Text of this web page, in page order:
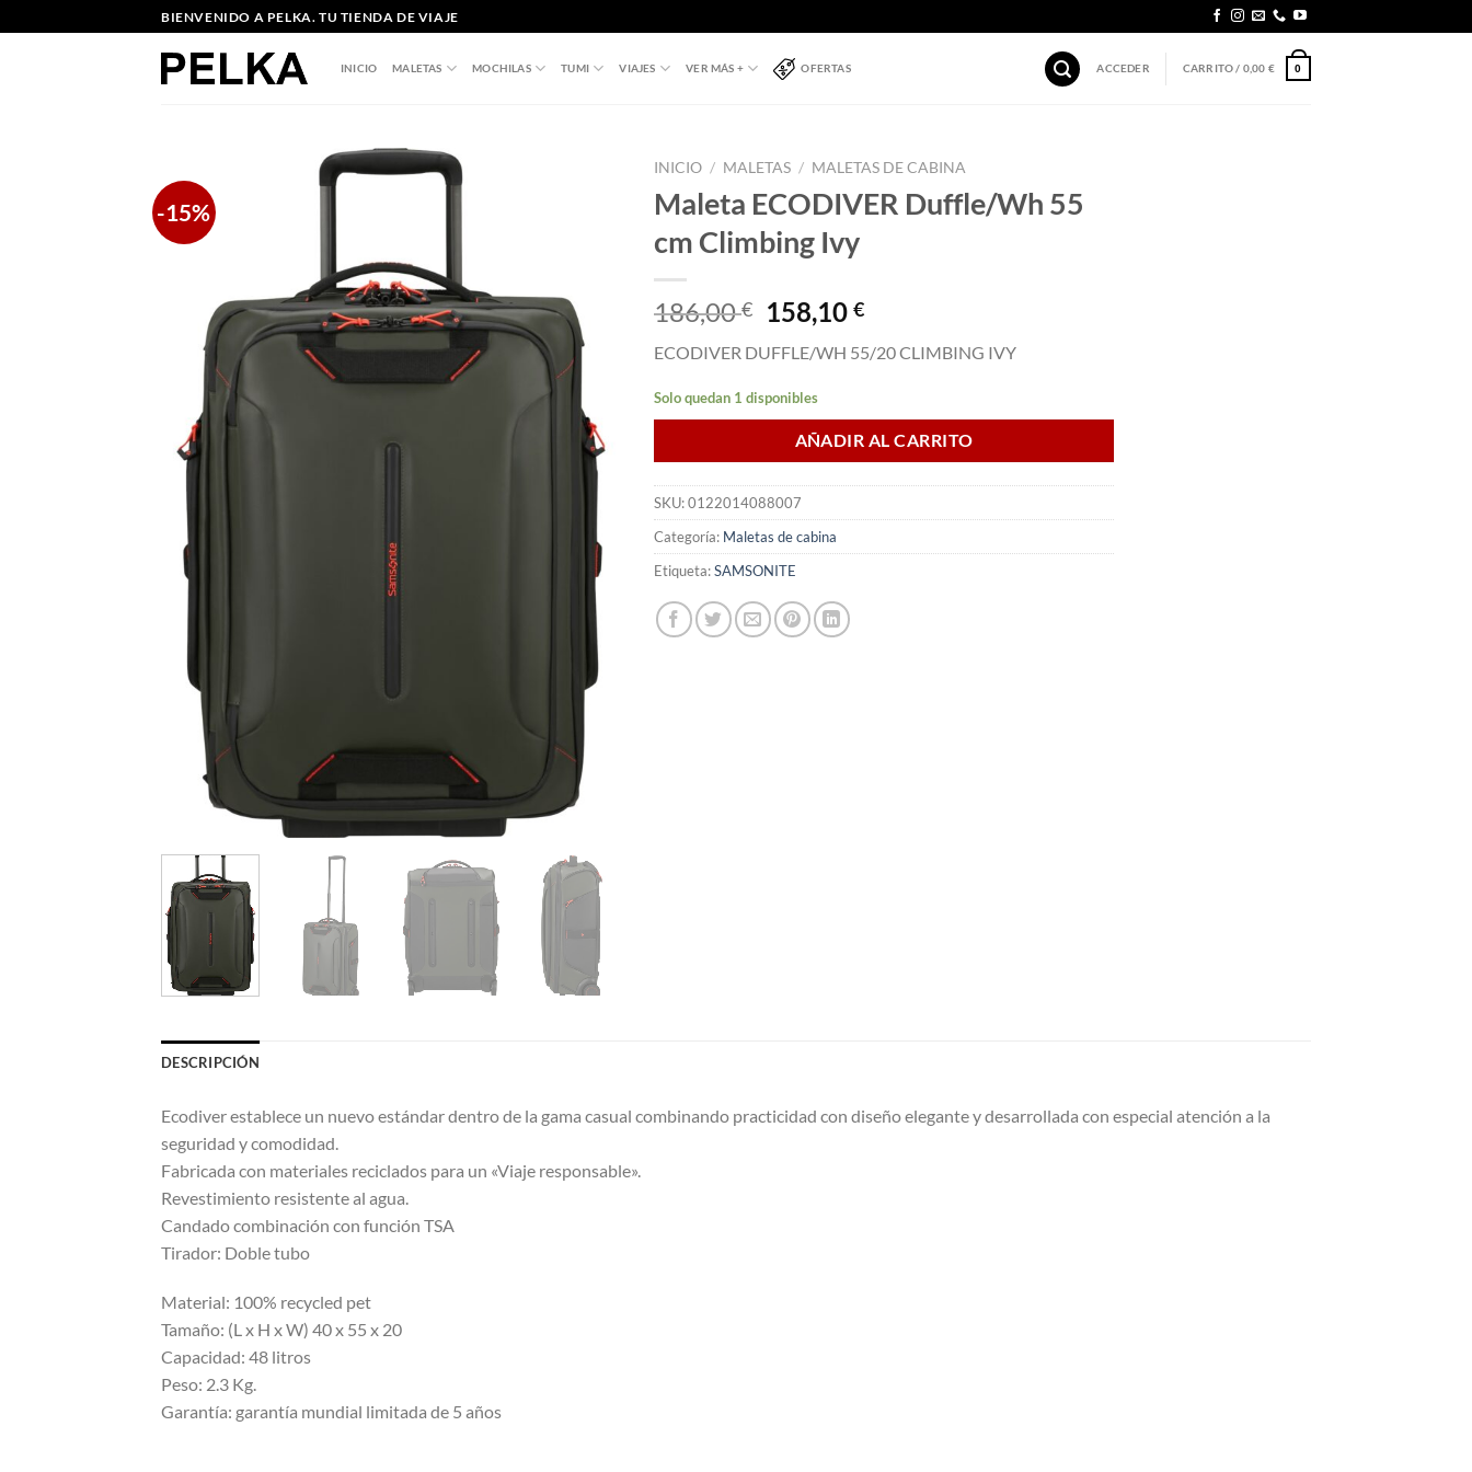
al
BIENVENIDO A PELKA. TU TIENDA DE VIAJE
INICIO MALETAS MOCHILAS TUMI VIAJES VER MÁS + OFERTAS ACCEDER CARRITO / 0,00 € 0
-15%
INICIO / MALETAS / MALETAS DE CABINA
Maleta ECODIVER Duffle/Wh 55
cm Climbing Ivy
186,00€
El
precio
original
era:
186,00 €.
158,10€El
actual
158,10 €.
ECODIVER DUFFLE/WH 55/20 CLIMBING IVY
Solo quedan 1 disponibles
AÑADIR AL CARRITO
SKU:0122014088007
Categoría: Maletas de cabina
Etiqueta:SAMSONITE
DESCRIPCIÓN
Ecodiver establece un nuevo estándar dentro de la gama casual combinando practicidad con diseño elegante y desarrollada con especial atención a la
seguridad y comodidad.
Fabricada con materiales reciclados para un «Viaje responsable».
Revestimiento resistente al agua.
Candado combinación con función TSA
Tirador: Doble tubo
Material: 100% recycled pet
Tamaño: (L x H x W) 40 x 55 x 20
Capacidad: 48 litros
Peso: 2.3 Kg.
Garantía: garantía mundial limitada de 5 años